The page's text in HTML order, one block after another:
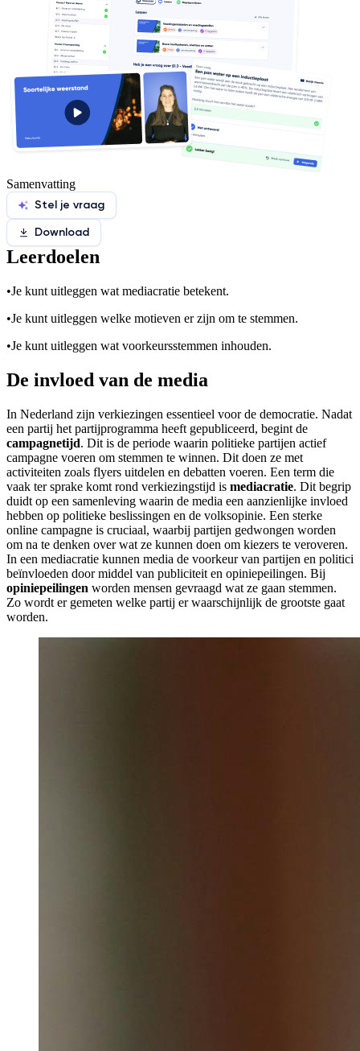
Samenvatting
Stel je vraag
Download
Leerdoelen
•Je kunt uitleggen wat mediacratie betekent.
•Je kunt uitleggen welke motieven er zijn om te stemmen.
•Je kunt uitleggen wat voorkeursstemmen inhouden.
De invloed van de media
In Nederland zijn verkiezingen essentieel voor de democratie. Nadat
een partij het partijprogramma heeft gepubliceerd, begint de
campagnetijd. Dit is de periode waarin politieke partijen actief
campagne voeren om stemmen te winnen. Dit doen ze met
activiteiten zoals flyers uitdelen en debatten voeren. Een term die
vaak ter sprake komt rond verkiezingstijd is mediacratie. Dit begrip
duidt op een samenleving waarin de media een aanzienlijke invloed
hebben op politieke beslissingen en de volksopinie. Een sterke
online campagne is cruciaal, waarbij partijen gedwongen worden
om na te denken over wat ze kunnen doen om kiezers te veroveren.
In een mediacratie kunnen media de voorkeur van partijen en politici
beïnvloeden door middel van publiciteit en opiniepeilingen. Bij
opiniepeilingen worden mensen gevraagd wat ze gaan stemmen.
Zo wordt er gemeten welke partij er waarschijnlijk de grootste gaat
worden.